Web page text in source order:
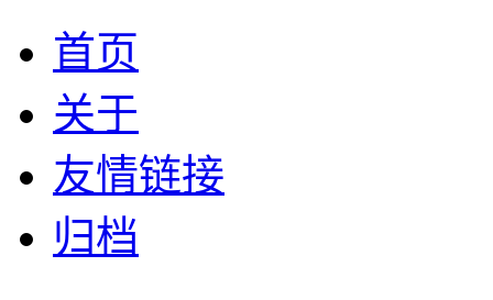
首页
关于
友情链接
归档